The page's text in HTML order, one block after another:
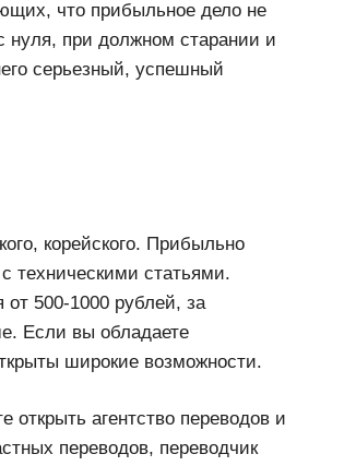
что прибыльное дело не
нуля, при должном старании и
серьезный, успешный
корейского. Прибыльно
техническими статьями.
от 500-1000 рублей, за
Если вы обладаете
широкие возможности.
агентство переводов и
переводов, переводчик